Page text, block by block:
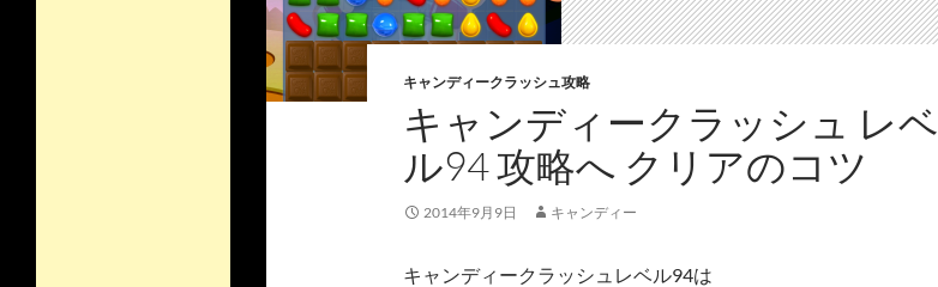
キャンディークラッシュ攻略
キャンディークラッシュ レベ
ル94 攻略へ クリアのコツ
2014年9月9日 キャンディー
キャンディークラッシュレベル94は